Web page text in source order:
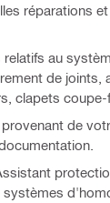
réparations
relatifs au
de joints,
clapets coupe-
de